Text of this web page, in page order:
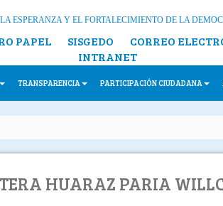
ESPERANZA Y EL FORTALECIMIENTO DE LA
PAPEL SISGEDO
CORREO
INTRANET
TRANSPARENCIA PARTICIPACIÓN CIUDADANA
HUARAZ PARIA